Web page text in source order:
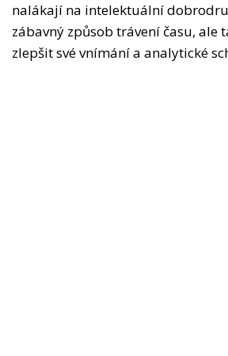
nalákají na intelektuální
zábavný způsob trávení času, ale
zlepšit své vnímání a analytické